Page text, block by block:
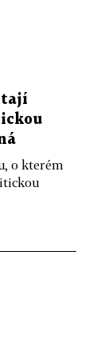
o kterém